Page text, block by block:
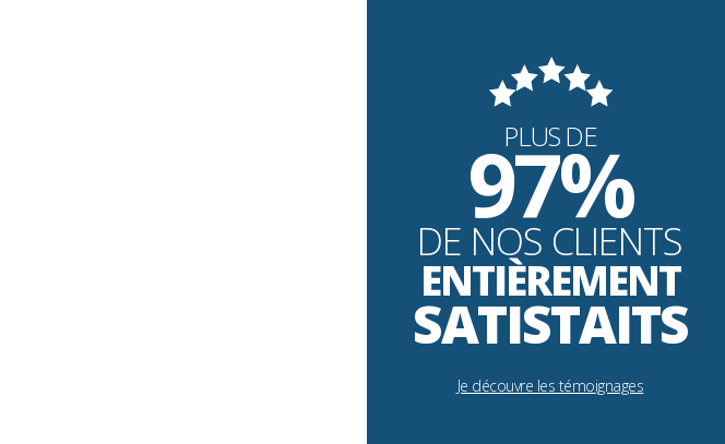
PLUS DE
97%
DE NOS CLIENTS
ENTIÈREMENT
SATISTAITS
Je découvre les témoignages